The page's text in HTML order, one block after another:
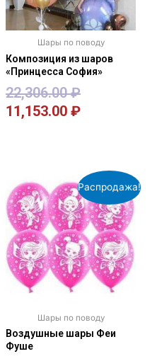
Шары по поводу
Композиция из шаров
«Принцесса София»
22,306.00₽
11,153.00 ₽
Распродажа!
Шары по поводу
Воздушные шары Феи
Фуше